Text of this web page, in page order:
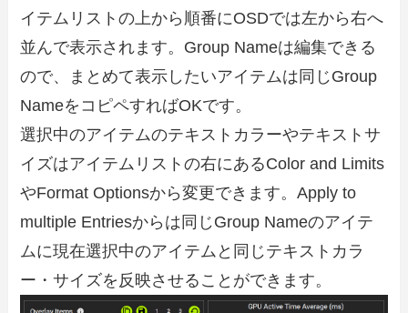
イテムリストの上から順番にOSDでは左から右へ
並んで表示されます。Group Nameは編集できる
ので、まとめて表示したいアイテムは同じGroup
NameをコピペすればOKです。
選択中のアイテムのテキストカラーやテキストサ
イズはアイテムリストの右にあるColor and Limits
やFormat Optionsから変更できます。Apply to
multiple Entriesからは同じGroup Nameのアイテ
ムに現在選択中のアイテムと同じテキストカラ
ー・サイズを反映させることができます。